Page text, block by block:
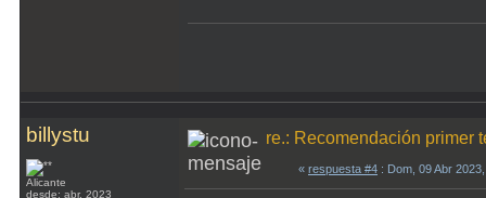
billystu
Alicante
desde: abr, 2023
re.: Recomendación primer
« respuesta #4 : Dom, 09 Abr